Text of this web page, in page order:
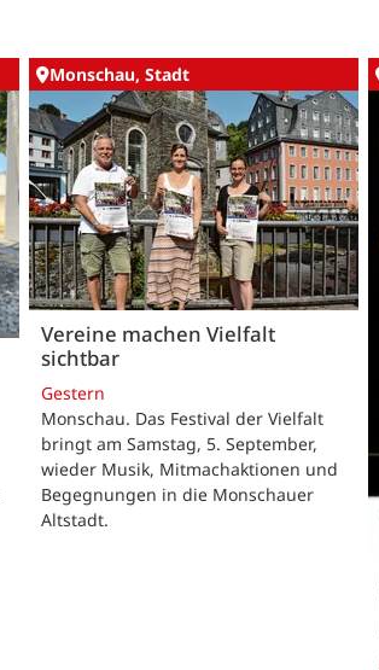
Monschau, Stadt
Vereine machen Vielfalt
sichtbar
Gestern
Monschau. Das Festival der Vielfalt
bringt am Samstag, 5. September,
wieder Musik, Mitmachaktionen und
Begegnungen in die Monschauer
Altstadt.